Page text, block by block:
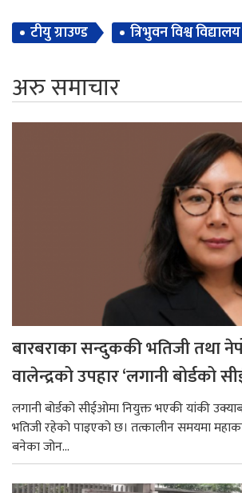
टीयु ग्राउण्ड त्रिभुवन विश्व विद्यालय
अरु समाचार
बारबराका सन्दुककी भतिजी तथा
वालेन्द्रको उपहार ‘लगानी बोर्डको
लगानी बोर्डको सीईओमा नियुक्त भएकी यांकी
भतिजी रहेको पाइएको छ। तत्कालीन समयमा
बनेका जोन...